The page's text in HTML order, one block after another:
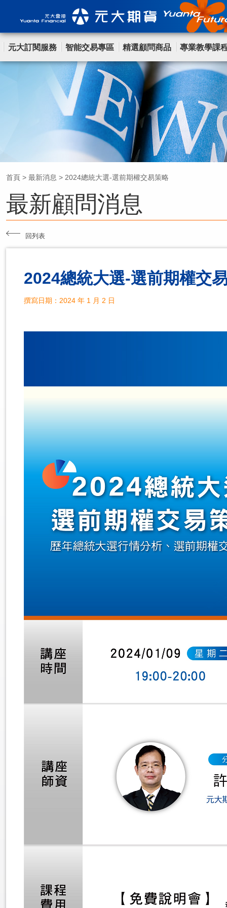
元大訂閱服務 智能交易專區 精選顧問商品 專業教學課
首頁 > 最新消息 > 2024總統大選-選前期權交易策略
最新顧問消息
回列表
2024總統大選-選前期權交
撰寫日期：2024 年 1 月 2 日